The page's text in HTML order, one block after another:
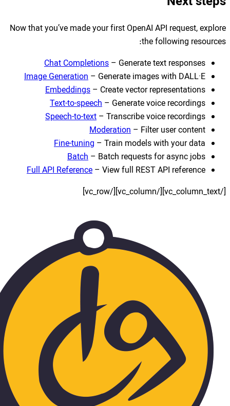
Now that you’ve made
Chat Completions
Image Generation –
Embeddings –
Text-to-speech
Speech-to-text
Fine-tuning–
Batch –
Full API Reference –